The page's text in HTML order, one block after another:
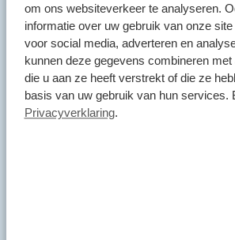
om ons websiteverkeer te analyseren.
informatie over uw gebruik van onze
voor social media, adverteren en
kunnen deze gegevens combineren
die u aan ze heeft verstrekt of die ze
basis van uw gebruik van hun services.
Privacyverklaring.